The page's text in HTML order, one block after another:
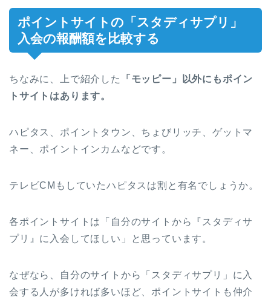
ポイントサイトの「スタディサプリ」
入会の報酬額を比較する
ちなみに、上で紹介した
「モッピー」以外にもポイン
トサイトはあります。
ハピタス、ポイントタウン、ちょびリッチ、ゲットマ
ネー、ポイントインカムなどです。
テレビCMもしていたハピタスは割と有名でしょうか。
各ポイントサイトは「自分のサイトから『スタディサ
プリ』に入会してほしい」と思っています。
なぜなら、自分のサイトから「スタディサプリ」に入
会する人が多ければ多いほど、ポイントサイトも仲介